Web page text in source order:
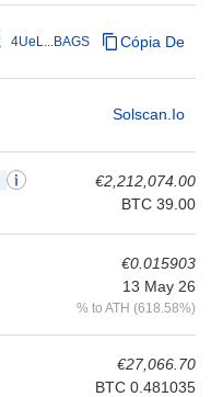
4UeL...BAGS Cópia De
Solscan.io
€2,212,074.00
BTC 39.00
€0.015903
13 May 26
% to ATH (618.58%)
€27,066.70
BTC 0.481035